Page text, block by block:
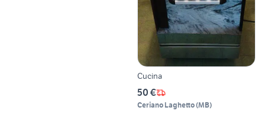
Cucina
50 €
Ceriano Laghetto(MB)